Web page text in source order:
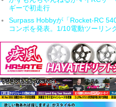
ギーで初走行
Surpass Hobbyが「Rocket-RC
コンボを発表。1/10電動ツーリン